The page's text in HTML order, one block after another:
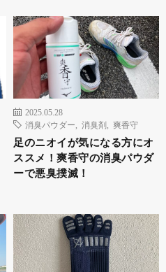
2025.05.28
消臭パウダー
消臭剤 爽香守
足のニオイが気になる方にオ
ススメ！爽香守の消臭パウダ
ーで悪臭撲滅！